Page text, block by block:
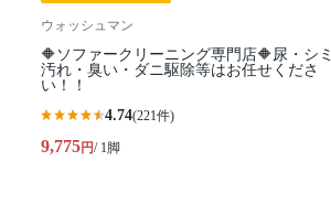
ウォッシュマン
🔶ソファークリーニング専門店🔶尿・シミ
汚れ・臭い・ダニ駆除等はお任せくださ
い！！
4.74(221件)
9,775円/ 1脚